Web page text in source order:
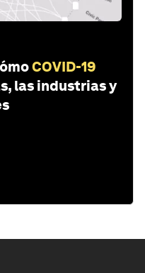
COVID-19
las industrias y